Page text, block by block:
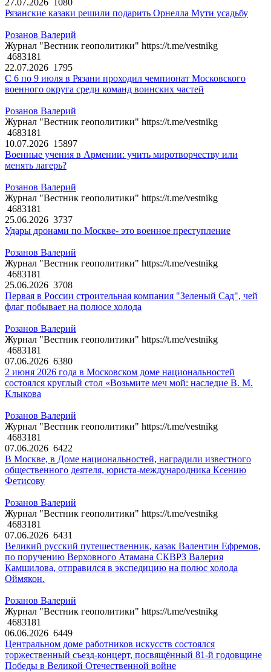
27.07.2026
1080
Рязанские казаки решили подарить Орнелла Мути усадьбу
Розанов Валерий
Журнал "Вестник геополитики" https://t.me/vestnikg
4683181
22.07.2026 1795
С 6 по 9 июля в Рязани проходил чемпионат Московского
военного округа среди команд воинских частей
Розанов Валерий
Журнал "Вестник геополитики" https://t.me/vestnikg
4683181
10.07.2026 15897
Военные учения в Армении: учить миротворчеству или
менять лагерь?
Розанов Валерий
Журнал "Вестник геополитики" https://t.me/vestnikg
4683181
25.06.2026 3737
Удары дронами по Москве- это военное преступление
Розанов Валерий
Журнал "Вестник геополитики" https://t.me/vestnikg
4683181
25.06.2026 3708
Первая в России строительная компания "Зеленый Сад", чей
флаг побывает на полюсе холода
Розанов Валерий
Журнал "Вестник геополитики" https://t.me/vestnikg
4683181
07.06.2026 6380
2 июня 2026 года в Московском доме национальностей
состоялся круглый стол «Возьмите меч мой: наследие В. М.
Клыкова
Розанов Валерий
Журнал "Вестник геополитики" https://t.me/vestnikg
4683181
07.06.2026 6422
В Москве, в Доме национальностей, наградили известного
общественного деятеля, юриста-международника Ксению
Фетисову
Розанов Валерий
Журнал "Вестник геополитики" https://t.me/vestnikg
4683181
07.06.2026 6431
Великий русский путешественник, казак Валентин Ефремов,
по поручению Верховного Атамана СКВРЗ Валерия
Камшилова, отправился в экспедицию на полюс холода
Оймякон.
Розанов Валерий
Журнал "Вестник геополитики" https://t.me/vestnikg
4683181
06.06.2026 6449
Центральном доме работников искусств состоялся
торжественный съезд-концерт, посвящённый 81-й годовщине
Победы в Великой Отечественной войне